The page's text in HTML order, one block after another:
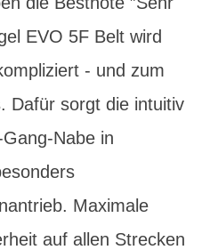
EVO 5F Belt wird
- und zum
Dafür sorgt die intuitiv
Nabe in
Maximale
auf allen Strecken